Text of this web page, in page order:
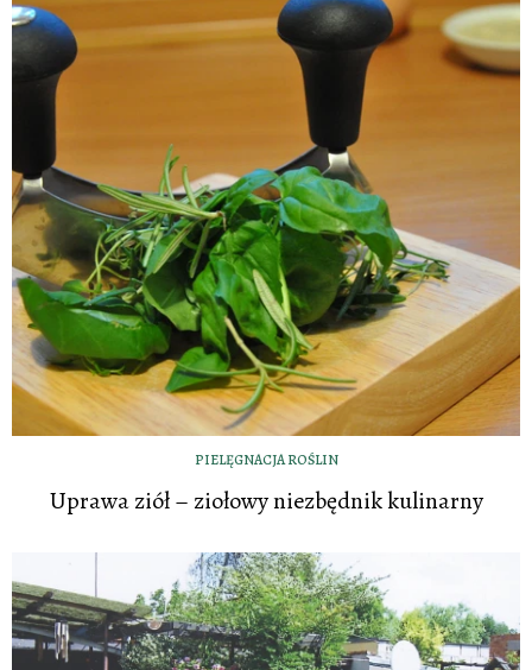
PIELĘGNACJA ROŚLIN
Uprawa ziół – ziołowy niezbędnik kulinarny